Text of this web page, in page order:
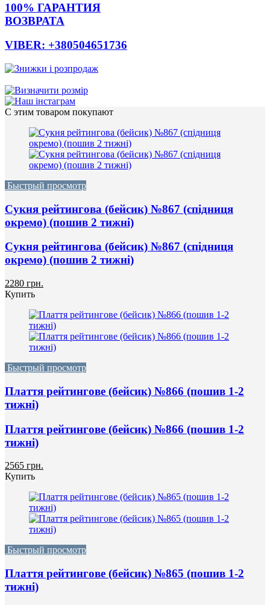
100% ГАРАНТИЯ
ВОЗВРАТА
VIBER: +380504651736
С этим товаром покупают
Быстрый просмотр
Сукня рейтингова (бейсик) №867 (спідниця
окремо) (пошив 2 тижні)
Сукня рейтингова (бейсик) №867 (спідниця
окремо) (пошив 2 тижні)
2280 грн.
Купить
Быстрый просмотр
Плаття рейтингове (бейсик) №866 (пошив 1-2
тижні)
Плаття рейтингове (бейсик) №866 (пошив 1-2
тижні)
2565 грн.
Купить
Быстрый просмотр
Плаття рейтингове (бейсик) №865 (пошив 1-2
тижні)